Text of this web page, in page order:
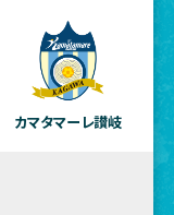
カマタマーレ讃岐